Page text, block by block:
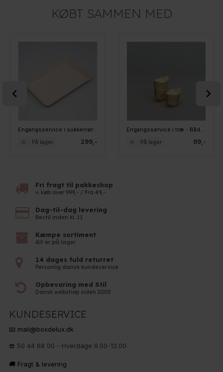
KØBT SAMMEN MED
Engangsservice i sukkerrørsfibre - Pølsebakke. Pakke med 125 stk
299,-
På lager
Engangsservice i træ - Både 11 cm - Pakke 100 stk
99,-
På lager
Fri fragt til pakkeshop
v. køb over 999,- / Fra 49,-
Dag-til-dag levering
Bestil inden kl. 11
Kæmpe sortiment
Alt er på lager
14 dages fuld returret
Personlig dansk kundeservice
Opbevaring med Stil
Dansk webshop siden 2005
KUNDESERVICE
📧 mail@boxdelux.dk
☎️ 50 44 68 00 - Hverdage 9.00-12.00
🚚 Fragt & levering